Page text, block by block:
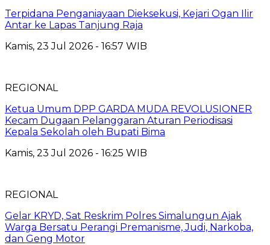
Terpidana Penganiayaan Dieksekusi, Kejari Ogan Ilir
Antar ke Lapas Tanjung Raja
Kamis, 23 Jul 2026 - 16:57 WIB
REGIONAL
Ketua Umum DPP GARDA MUDA REVOLUSIONER
Kecam Dugaan Pelanggaran Aturan Periodisasi
Kepala Sekolah oleh Bupati Bima
Kamis, 23 Jul 2026 - 16:25 WIB
REGIONAL
Gelar KRYD, Sat Reskrim Polres Simalungun Ajak
Warga Bersatu Perangi Premanisme, Judi, Narkoba,
dan Geng Motor